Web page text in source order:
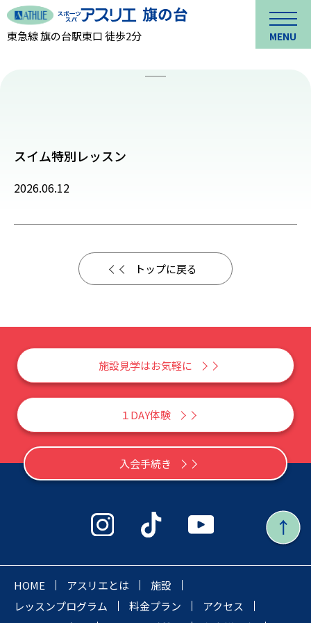
東急線 旗の台駅東口 徒歩2分 MENU
スイム特別レッスン
2026.06.12
トップに戻る
施設見学はお気軽に
１DAY体験
入会手続き
HOME アスリエとは
施設
レッスンプログラム
料金プラン
アクセス